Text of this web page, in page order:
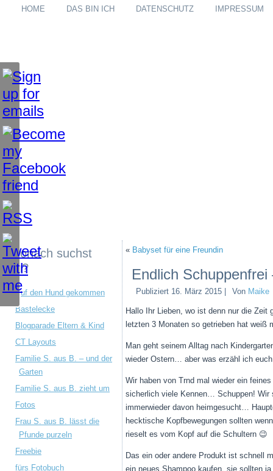
HOME DAS BIN ICH DATENSCHUTZ IMPRESSUM
Wonach suchst
du?
Auf den Hund gekommen
Bastelecke
Blogparade Eltern & Kind
CT Layouts
Familie S. aus B. – und der
Garten
Familie S. aus B. zieht um
Fotos
Frau S. aus B. lässt die
Pfunde purzeln
Freebie
fürs Fotobuch
« Babyset für eine Freundin
Endlich
Publiziert 16. März 2015 Von Maike
Hallo Ihr Lieben, wo ist denn nur die
letzten 3 Monaten so getrieben hat
Man geht seinem Alltag nach
wieder Ostern… aber was erzähl ich
Wir haben von Trnd mal wieder ein
sicherlich viele Kennen… Schuppen! Wir
immerwieder davon heimgesucht…
hecktische Kopfbewegungen sollten
rieselt es vom Kopf auf die Schultern 😉
Das ein oder andere Produkt ist schnell
ein neues Shampoo kaufen, sie sollten